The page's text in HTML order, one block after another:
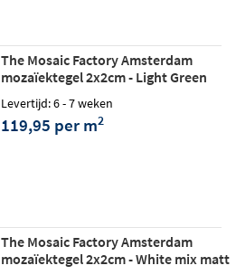
The Mosaic Factory Amsterdam
mozaïektegel 2x2cm - Light Green
glossy
Levertijd: 6 - 7 weken
119,95 per m2
The Mosaic Factory Amsterdam
mozaïektegel 2x2cm - White mix matt